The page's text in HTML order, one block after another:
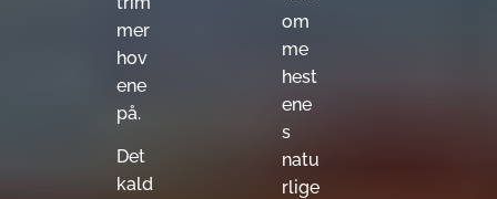
mer
hov
ene
på.
Det
kald
om
me
hest
ene
s
natu
rlige